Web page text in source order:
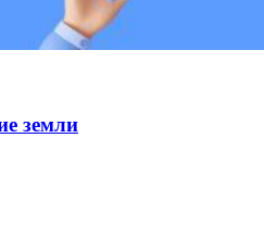
земли